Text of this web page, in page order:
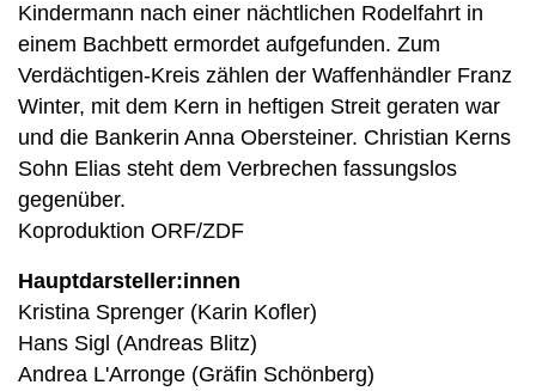
Kindermann nach einer nächtlichen Rodelfahrt in
einem Bachbett ermordet aufgefunden. Zum
Verdächtigen-Kreis zählen der Waffenhändler Franz
Winter, mit dem Kern in heftigen Streit geraten war
und die Bankerin Anna Obersteiner. Christian Kerns
Sohn Elias steht dem Verbrechen fassungslos
gegenüber.
Koproduktion ORF/ZDF
Hauptdarsteller:innen
Kristina Sprenger (Karin Kofler)
Hans Sigl (Andreas Blitz)
Andrea L'Arronge (Gräfin Schönberg)